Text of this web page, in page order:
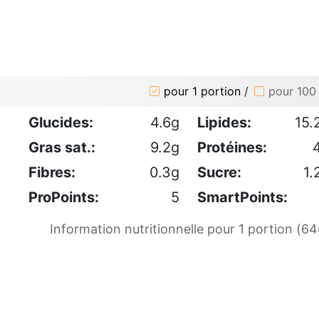
pour 1 portion / pour 100
Glucides: 4.6g Lipides:
Gras sat.:
9.2g Protéines:
Fibres:
0.3g Sucre:
ProPoints:
5 SmartPoints:
Information nutritionnelle pour 1 portion